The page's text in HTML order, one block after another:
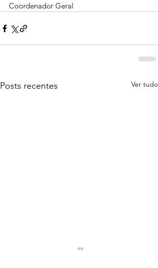
Coordenador Geral
Posts recentes Ver tudo